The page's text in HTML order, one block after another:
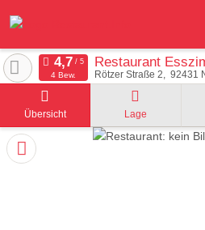
Restaurant
Rötzer Straße 2 92431
4 Bew.
Übersicht Lage